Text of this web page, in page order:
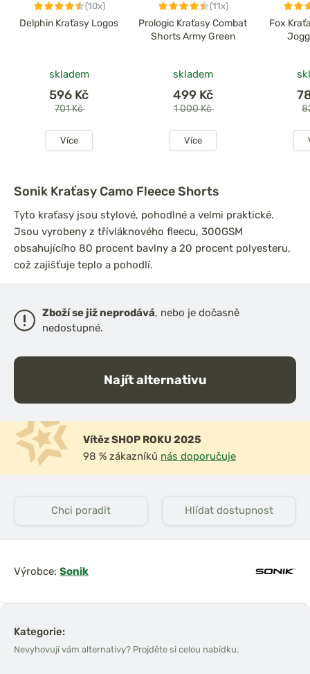
(10x)
Delphin Kraťasy Logos
skladem
596 Kč
701 Kč
Více
(11x)
Prologic Kraťasy Combat
Shorts Army Green
skladem
499 Kč
1 000 Kč
Více
Fox
Sonik Kraťasy Camo Fleece Shorts
Tyto kraťasy jsou stylové, pohodlné a velmi praktické.
Jsou vyrobeny z třívláknového fleecu, 300GSM
obsahujícího 80 procent bavlny a 20 procent polyesteru,
což zajišťuje teplo a pohodlí.
Zboží se již neprodává, nebo je dočasně
nedostupné.
Najít alternativu
Vítěz SHOP ROKU 2025
98 % zákazníků nás doporučuje
Chci poradit Hlídat dostupnost
Výrobce: Sonik
Kategorie:
Nevyhovují vám alternativy? Projděte si celou nabídku.